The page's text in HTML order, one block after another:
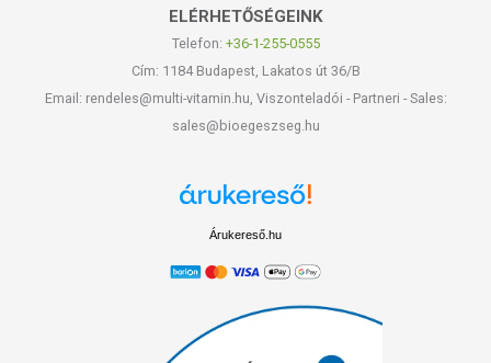
ELÉRHETŐSÉGEINK
Telefon: +36-1-255-0555
Cím: 1184 Budapest, Lakatos út 36/B
Email: rendeles@multi-vitamin.hu, Viszonteladói - Partneri - Sales:
sales@bioegeszseg.hu
Árukereső.hu